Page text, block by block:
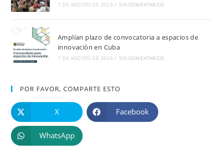
7 DE AGOSTO DE 2026 / SIN COMENTARIOS
Amplían plazo de convocatoria a espacios de
innovación en Cuba
7 DE AGOSTO DE 2026 / SIN COMENTARIOS
POR FAVOR, COMPARTE ESTO
X Facebook
WhatsApp